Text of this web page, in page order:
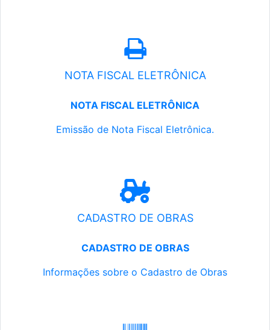
NOTA FISCAL ELETRÔNICA
NOTA FISCAL ELETRÔNICA
Emissão de Nota Fiscal Eletrônica.
CADASTRO DE OBRAS
CADASTRO DE OBRAS
Informações sobre o Cadastro de Obras